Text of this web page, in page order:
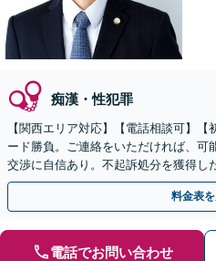
痴漢・性犯罪
【関西エリア対応】【電話相談可】
ード勝負。ご連絡をいただければ、可
交渉に自信あり。不起訴処分を獲得し
前のご相談も可能です【夜間・休日面
料金表
電話でお問い合わせ